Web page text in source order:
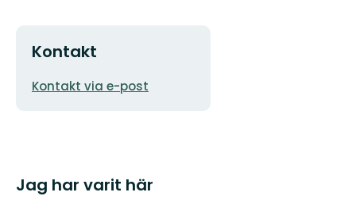
Kontakt
E-
Kontakt via e-post
Jag har varit här